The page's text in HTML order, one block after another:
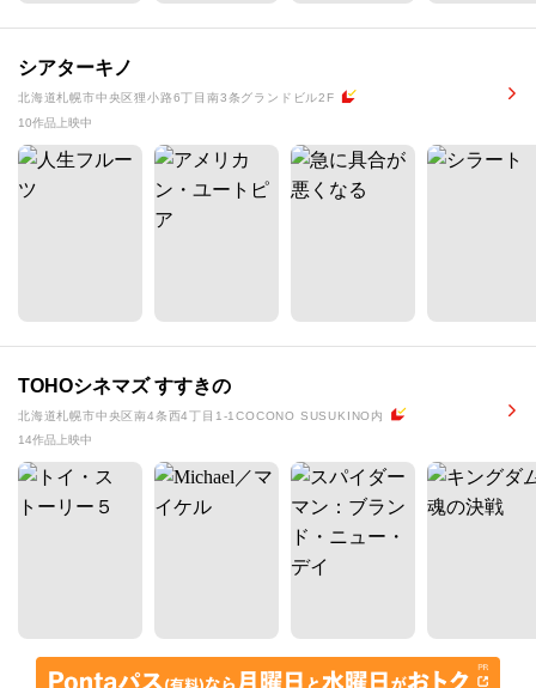
シアターキノ
北海道札幌市中央区狸小路6丁目南3条グランドビル2F
10作品上映中
TOHOシネマズ すすきの
北海道札幌市中央区南4条西4丁目1-1COCONO SUSUKINO内
14作品上映中